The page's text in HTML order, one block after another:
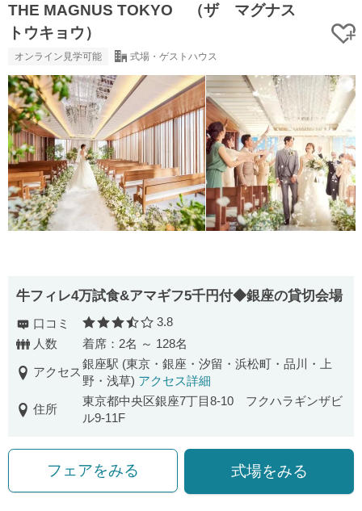
THE MAGNUS TOKYO （ザ マグナス
トウキョウ）
オンライン見学可能 式場・ゲストハウス
牛フィレ4万試食&アマギフ5千円付◆銀座の貸切会場
口コミ 口コミ評価
3.8
人数
着席：2名 ～ 128名
アクセス
銀座駅 (東京・銀座・汐留・浜松町・品川・上
野・浅草) アクセス詳細
住所
東京都中央区銀座7丁目8-10 フクハラギンザビ
ル9-11F
フェアをみる 式場をみる